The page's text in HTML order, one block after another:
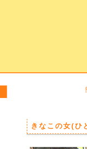
きなこの女(ひ